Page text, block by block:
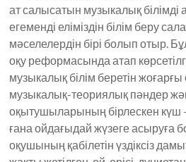
ат салысатын музыкалық білімді
егеменді еліміздін білім беру
мәселелердін бірі болып отыр.
оқу реформасында атап
музыкалық білім беретін
музыкалық-теориялық пәндер
оқытушыларының бірлескен күш –
ғана ойдағыдай жүзеге асыруға
оқушының қабілетін үздіксіз